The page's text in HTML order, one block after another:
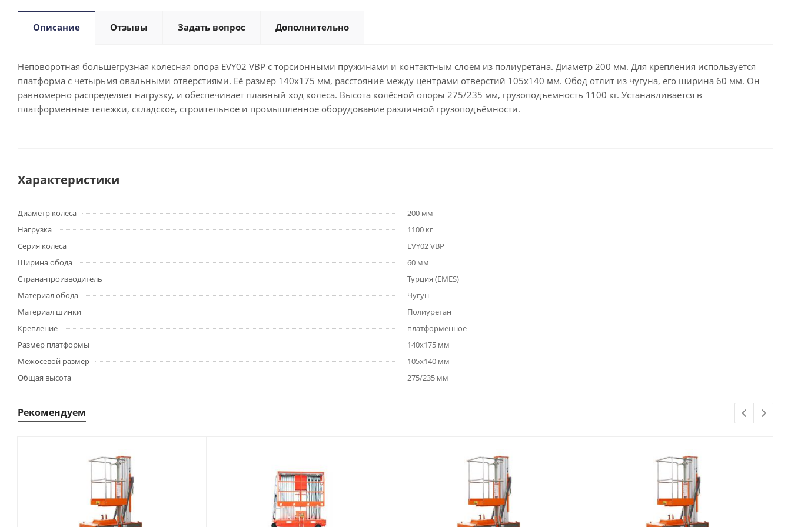
Описание Отзывы Задать вопрос Дополнительно
Неповоротная большегрузная колесная опора EVY02 VBP с торсионными пружинами и контактным слоем из полиуретана. Диаметр 200 мм. Для крепления используется
платформа с четырьмя овальными отверстиями. Её размер 140x175 мм, расстояние между центрами отверстий 105x140 мм. Обод отлит из чугуна, его ширина 60 мм. Он
равномерно распределяет нагрузку, и обеспечивает плавный ход колеса. Высота колёсной опоры 275/235 мм, грузоподъемность 1100 кг. Устанавливается в
платформенные тележки, складское, строительное и промышленное оборудование различной грузоподъёмности.
Характеристики
Диаметр колеса
200 мм
Нагрузка
1100 кг
Серия колеса
EVY02 VBP
Ширина обода
60 мм
Страна-производитель
Турция (EMES)
Материал обода
Чугун
Материал шинки
Полиуретан
Крепление
платформенное
Размер платформы
140x175 мм
Межосевой размер
105x140 мм
Общая высота
275/235 мм
Рекомендуем